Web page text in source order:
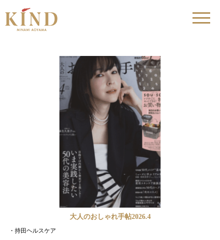
大人のおしゃれ手帖2026.4
・持田ヘルスケア